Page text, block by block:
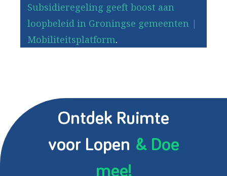
Subsidieregeling geeft boost aan
loopbeleid in Groningse gemeenten |
Mobiliteitsplatform.
Ontdek Ruimte
voor Lopen & Doe
mee!